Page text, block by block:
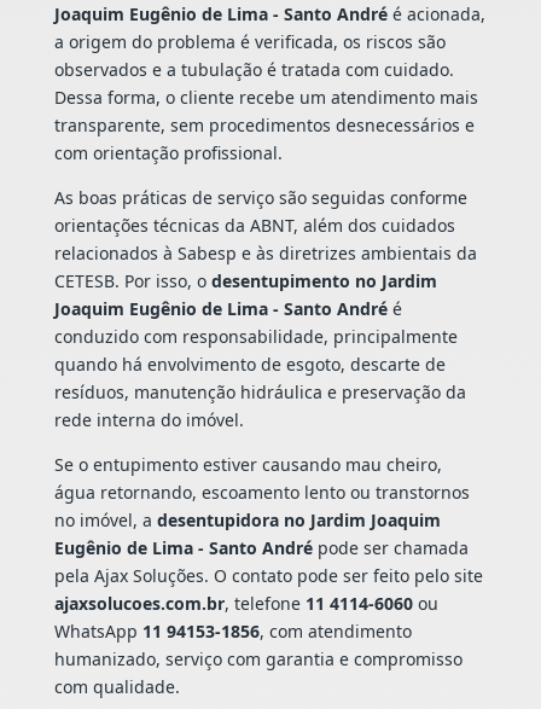
Joaquim Eugênio de Lima - Santo Andréé acionada,
a origem do problema é verificada, os riscos são
observados e a tubulação é tratada com cuidado.
Dessa forma, o cliente recebe um atendimento mais
transparente, sem procedimentos desnecessários e
com orientação profissional.
As boas práticas de serviço são seguidas conforme
orientações técnicas da ABNT, além dos cuidados
relacionados à Sabesp e às diretrizes ambientais da
CETESB. Por isso, o desentupimento no Jardim
Joaquim Eugênio de Lima - Santo Andréé
conduzido com responsabilidade, principalmente
quando há envolvimento de esgoto, descarte de
resíduos, manutenção hidráulica e preservação da
rede interna do imóvel.
Se o entupimento estiver causando mau cheiro,
água retornando, escoamento lento ou transtornos
no imóvel, a desentupidora no Jardim Joaquim
Eugênio de Lima - Santo Andrépode ser chamada
pela Ajax Soluções. O contato pode ser feito pelo site
ajaxsolucoes.com.br, telefone 11 4114-6060ou
WhatsApp 11 94153-1856, com atendimento
humanizado, serviço com garantia e compromisso
com qualidade.